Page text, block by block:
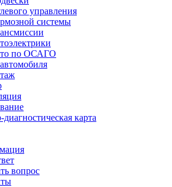
управления
системы
по ОСАГО
диагностическая карта
вопрос